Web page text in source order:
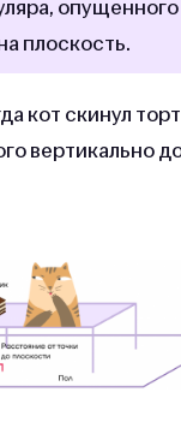
опущенного
плоскость.
кот скинул
вертикально